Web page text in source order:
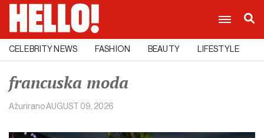
CELEBRITY NEWS FASHION BEAUTY LIFESTYLE
francuska moda
AžuriranoAUGUST 09, 2026